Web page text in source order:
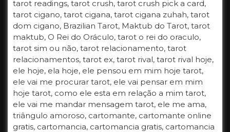
tarot readings, tarot crush, tarot crush pick a card,
tarot cigano, tarot cigana, tarot cigana zuhah, tarot
dom cigano, Brazilian Tarot, Maktub do Tarot, tarot
maktub, O Rei do Oráculo, tarot o rei do oraculo,
tarot sim ou não, tarot relacionamento, tarot
relacionamentos, tarot ex, tarot rival, tarot rival hoje,
ele hoje, ela hoje, ele pensou em mim hoje tarot,
ele vai me procurar tarot, ele vai pensar em mim
hoje tarot, como ele esta em relação a mim tarot,
ele vai me mandar mensagem tarot, ele me ama,
triângulo amoroso, cartomante, cartomante online
gratis, cartomancia, cartomancia gratis, cartomancia